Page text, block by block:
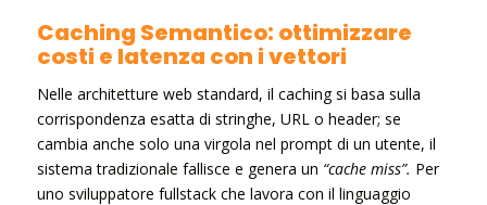
Caching Semantico: ottimizzare
costi e latenza con i vettori
Nelle architetture web standard, il caching si basa sulla
corrispondenza esatta di stringhe, URL o header; se
cambia anche solo una virgola nel prompt di un utente, il
sistema tradizionale fallisce e genera un “cache miss”. Per
uno sviluppatore fullstack che lavora con il linguaggio